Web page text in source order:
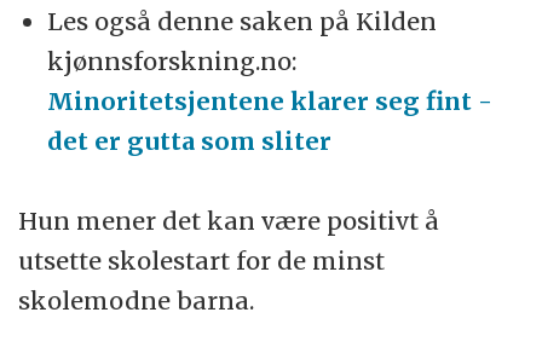
Les også denne saken på Kilden
kjønnsforskning.no:
Minoritetsjentene klarer seg fint -
det er gutta som sliter
Hun mener det kan være positivt å
utsette skolestart for de minst
skolemodne barna.